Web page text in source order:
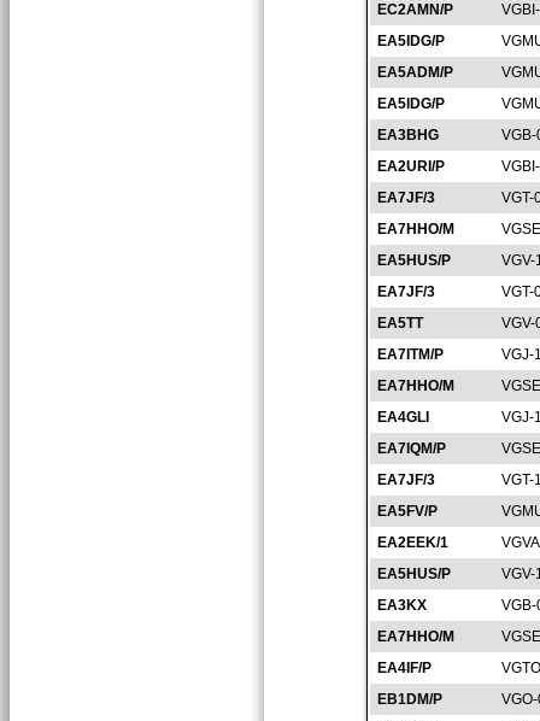
EC2AMN/P
EA5IDG/P
EA5ADM/P
EA5IDG/P
EA3BHG
EA2URI/P
EA7JF/3
VGT-
EA7HHO/M
EA5HUS/P
VGV-
EA7JF/3
VGT-
EA5TT
VGV-
EA7ITM/P
VGJ-
EA7HHO/M
EA4GLI
VGJ-
EA7IQM/P
EA7JF/3
VGT-
EA5FV/P
EA2EEK/1
EA5HUS/P
VGV-
EA3KX
EA7HHO/M
EA4IF/P
EB1DM/P